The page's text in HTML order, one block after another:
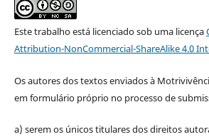
Este trabalho está licenciado sob uma licença
Attribution-NonCommercial-ShareAlike 4.0
Os autores dos textos enviados à
em formulário próprio no processo de
a) serem os únicos titulares dos direitos